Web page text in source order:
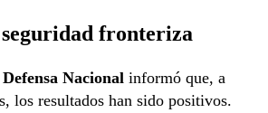
fronteriza
Nacional informó que, a
los resultados han sido positivos.